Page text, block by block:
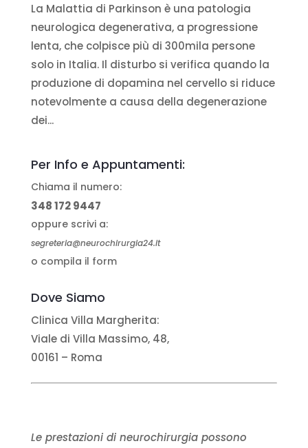
La Malattia di Parkinson è una patologia
neurologica degenerativa, a progressione
lenta, che colpisce più di 300mila persone
solo in Italia. Il disturbo si verifica quando la
produzione di dopamina nel cervello si riduce
notevolmente a causa della degenerazione
dei...
Per Info e Appuntamenti:
Chiama il numero:
348 172 9447
oppure scrivi a:
segreteria@neurochirurgia24.it
o compila il form
Dove Siamo
Clinica Villa Margherita:
Viale di Villa Massimo, 48,
00161 – Roma
Le prestazioni di neurochirurgia possono